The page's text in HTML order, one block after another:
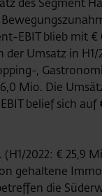
des Segment
EBIT blieb mit
Umsatz in
,
Mio. Die
belief sich auf
2022: € 25,9
gehaltene
die